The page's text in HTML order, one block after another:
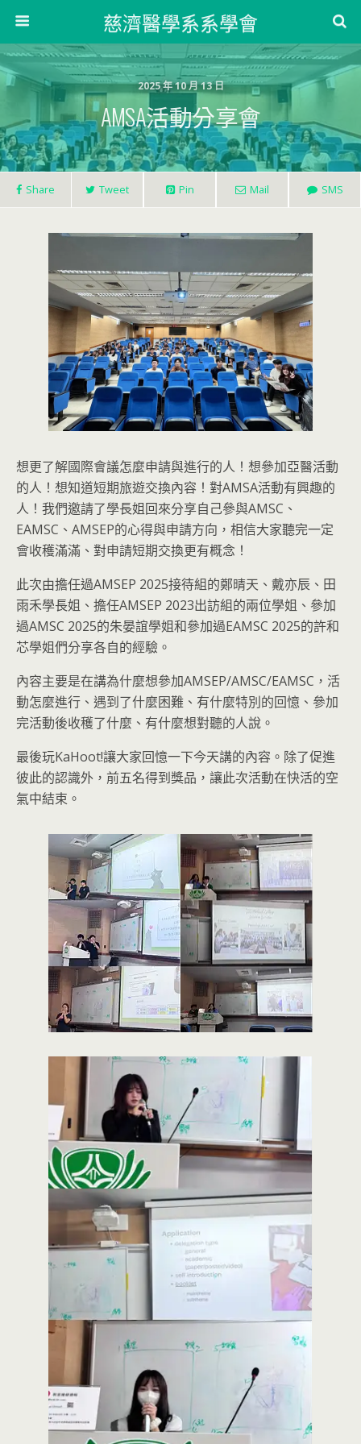
慈濟醫學系系學會
2025 年 10 月 13 日
AMSA活動分享會
Share Tweet Pin Mail SMS
想更了解國際會議怎麼申請與進行的人！想參加亞醫活動
的人！想知道短期旅遊交換內容！對AMSA活動有興趣的
人！我們邀請了學長姐回來分享自己參與AMSC、
EAMSC、AMSEP的心得與申請方向，相信大家聽完一定
會收穫滿滿、對申請短期交換更有概念！
此次由擔任過AMSEP 2025接待組的鄭晴天、戴亦辰、田
雨禾學長姐、擔任AMSEP 2023出訪組的兩位學姐、參加
過AMSC 2025的朱晏誼學姐和參加過EAMSC 2025的許和
芯學姐們分享各自的經驗。
內容主要是在講為什麼想參加AMSEP/AMSC/EAMSC，活
動怎麼進行、遇到了什麼困難、有什麼特別的回憶、參加
完活動後收穫了什麼、有什麼想對聽的人說。
最後玩KaHoot!讓大家回憶一下今天講的內容。除了促進
彼此的認識外，前五名得到獎品，讓此次活動在快活的空
氣中結束。